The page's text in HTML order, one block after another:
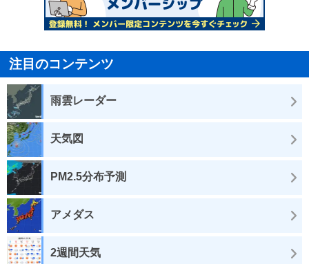
注目のコンテンツ
雨雲レーダー
天気図
PM2.5分布予測
アメダス
2週間天気